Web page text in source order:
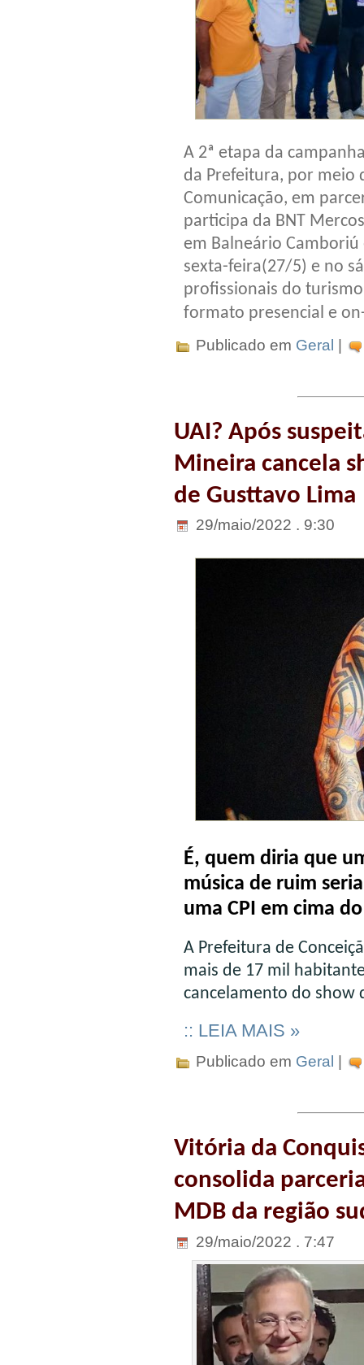
A 2ª etapa da
da Prefeitura, por meio
Comunicação, em
participa da BNT
em Balneário Camboriú
sexta-feira(27/5) e no
profissionais do
formato presencial e
Publicado em Geral |
UAI? Após
Mineira cancela
de Gusttavo Lima
29/maio/2022 . 9:30
É, quem diria que
música de ruim
uma CPI em cima
A Prefeitura de
mais de 17 mil
cancelamento do show
:: LEIA MAIS »
Publicado em Geral
Vitória da
consolida
MDB da região
29/maio/2022 . 7:47